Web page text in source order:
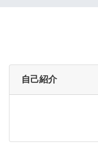
自己紹介